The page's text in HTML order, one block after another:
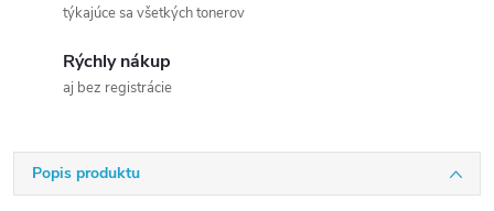
týkajúce sa všetkých tonerov
Rýchly nákup
aj bez registrácie
Popis produktu